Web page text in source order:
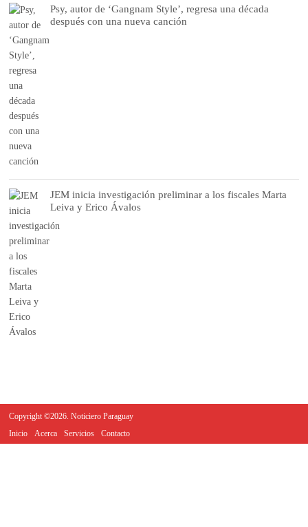
Psy, autor de ‘Gangnam Style’, regresa una década
después con una nueva canción
JEM inicia investigación preliminar a los fiscales Marta
Leiva y Erico Ávalos
Copyright ©2026. Noticiero Paraguay
Inicio
Acerca Servicios Contacto